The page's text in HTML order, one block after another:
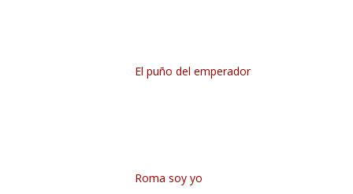
El puño del emperador
Roma soy yo